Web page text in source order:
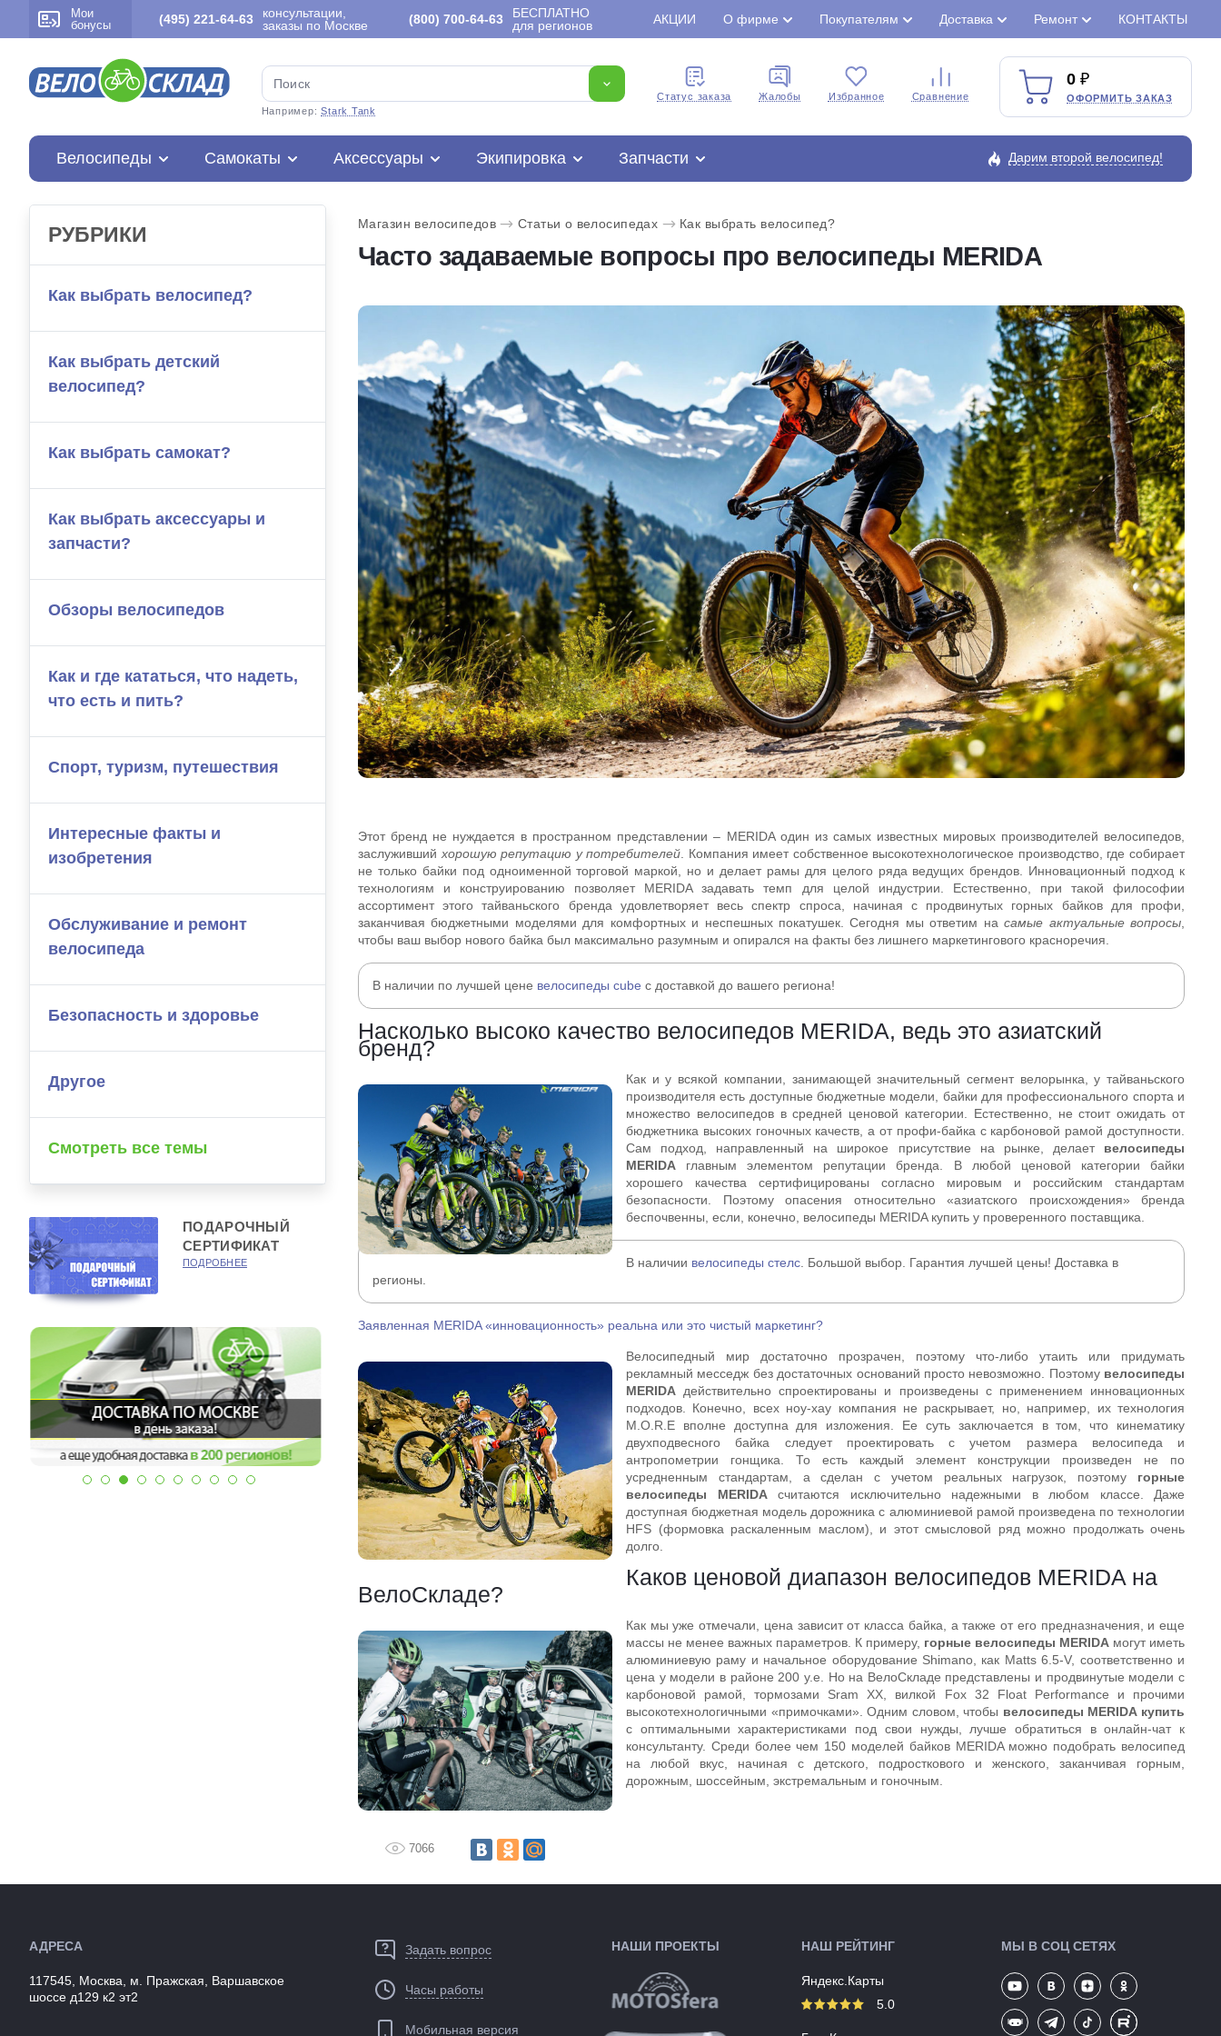
Мои
бонусы
(495) 221-64-63
консультации,
заказы по Москве
(800) 700-64-63
БЕСПЛАТНО
для регионов
АКЦИИ О фирме Покупателям Доставка Ремонт КОНТАКТЫ
Например:Stark Tank
Cтатус заказа Жалобы Избранное Сравнение
0
ОФОРМИТЬ ЗАКАЗ
Велосипеды Самокаты Аксессуары Экипировка Запчасти Дарим второй велосипед!
РУБРИКИ
Как выбрать велосипед?
Как выбрать детский
велосипед?
Как выбрать самокат?
Как выбрать аксессуары и
запчасти?
Обзоры велосипедов
Как и где кататься, что надеть,
что есть и пить?
Спорт, туризм, путешествия
Интересные факты и
изобретения
Обслуживание и ремонт
велосипеда
Безопасность и здоровье
Другое
Смотреть все темы
ПОДАРОЧНЫЙ
СЕРТИФИКАТ
ПОДРОБНЕЕ
Магазин велосипедов Статьи о велосипедах Как выбрать велосипед?
Часто задаваемые вопросы про велосипеды MERIDA
Этот бренд не нуждается в пространном представлении – MERIDA один из самых известных мировых производителей велосипедов,
заслуживший хорошую репутацию у потребителей . Компания имеет собственное высокотехнологическое производство, где собирает
не только байки под одноименной торговой маркой, но и делает рамы для целого ряда ведущих брендов. Инновационный подход к
технологиям и конструированию позволяет MERIDA задавать темп для целой индустрии. Естественно, при такой философии
ассортимент этого тайваньского бренда удовлетворяет весь спектр спроса, начиная с продвинутых горных байков для профи,
заканчивая бюджетными моделями для комфортных и неспешных покатушек. Сегодня мы ответим насамые актуальные вопросы
чтобы ваш выбор нового байка был максимально разумным и опирался на факты без лишнего маркетингового красноречия.
В наличии по лучшей цене велосипеды cube с доставкой до вашего региона!
Насколько высоко качество велосипедов MERIDA, ведь это азиатский
бренд?
Как и у всякой компании, занимающей значительный сегмент велорынка, у тайваньского
производителя есть доступные бюджетные модели, байки для профессионального спорта и
множество велосипедов в средней ценовой категории. Естественно, не стоит ожидать от
бюджетника высоких гоночных качеств, а от профи-байка с карбоновой рамой доступности.
Сам подход, направленный на широкое присутствие на рынке, делает велосипеды
MERIDA главным элементом репутации бренда. В любой ценовой категории байки
хорошего качества сертифицированы согласно мировым и российским стандартам
безопасности. Поэтому опасения относительно «азиатского происхождения» бренда
беспочвенны, если, конечно, велосипеды MERIDA купить у проверенного поставщика.
В наличии велосипеды стелс . Большой выбор. Гарантия лучшей цены! Доставка в
регионы.
Заявленная MERIDA «инновационность» реальна или это чистый маркетинг?
Велосипедный мир достаточно прозрачен, поэтому что-либо утаить или придумать
рекламный месседж без достаточных оснований просто невозможно. Поэтому велосипеды
MERIDA действительно спроектированы и произведены с применением инновационных
подходов. Конечно, всех ноу-хау компания не раскрывает, но, например, их технология
M.O.R.E вполне доступна для изложения. Ее суть заключается в том, что кинематику
двухподвесного байка следует проектировать с учетом размера велосипеда и
антропометрии гонщика. То есть каждый элемент конструкции произведен не по
усредненным стандартам, а сделан с учетом реальных нагрузок, поэтому горные
велосипеды MERIDAсчитаются исключительно надежными в любом классе. Даже
доступная бюджетная модель дорожника с алюминиевой рамой произведена по технологии
HFS (формовка раскаленным маслом), и этот смысловой ряд можно продолжать очень
долго.
Каков ценовой диапазон велосипедов MERIDA на
ВелоСкладе?
Как мы уже отмечали, цена зависит от класса байка, а также от его предназначения, и еще
массы не менее важных параметров. К примеру, горные велосипеды MERIDA могут иметь
алюминиевую раму и начальное оборудование Shimano, как Matts 6.5-V, соответственно и
цена у модели в районе 200 у.е. Но на ВелоСкладе представлены и продвинутые модели с
карбоновой рамой, тормозами Sram XX, вилкой Fox 32 Float Performance и прочими
высокотехнологичными «примочками». Одним словом, чтобы велосипеды MERIDA купить
с оптимальными характеристиками под свои нужды, лучше обратиться в онлайн-чат к
консультанту. Среди более чем 150 моделей байков MERIDA можно подобрать велосипед
на любой вкус, начиная с детского, подросткового и женского, заканчивая горным,
дорожным, шоссейным, экстремальным и гоночным.
7066
АДРЕСА
117545, Москва, м. Пражская, Варшавское
шоссе д129 к2 эт2
Задать вопрос
Часы работы
Мобильная версия
НАШИ ПРОЕКТЫ НАШ РЕЙТИНГ
Яндекс.Карты
5.0
МЫ В СОЦ СЕТЯХ